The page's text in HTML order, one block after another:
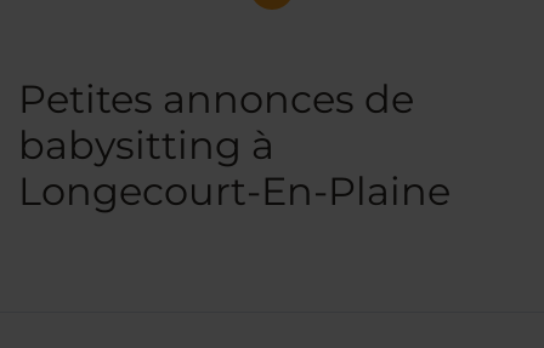
Petites annonces de
babysitting à
Longecourt-En-Plaine